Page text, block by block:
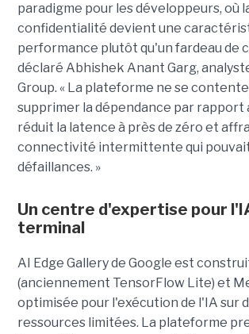
paradigme pour les développeurs, où
confidentialité devient une
performance plutôt qu'un fardeau de
déclaré Abhishek Anant Garg,
Group. « La plateforme ne se
supprimer la dépendance par rapport
réduit la latence à près de zéro et
connectivité intermittente qui
défaillances. »
Un centre d'expertise pour
terminal
AI Edge Gallery de Google est
(anciennement TensorFlow Lite) et
optimisée pour l'exécution de l'IA sur
ressources limitées. La plateforme